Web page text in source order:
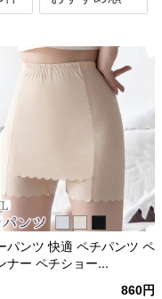
パンツ 快適 ペチパンツ ペ
ナー ペチショー...
860円